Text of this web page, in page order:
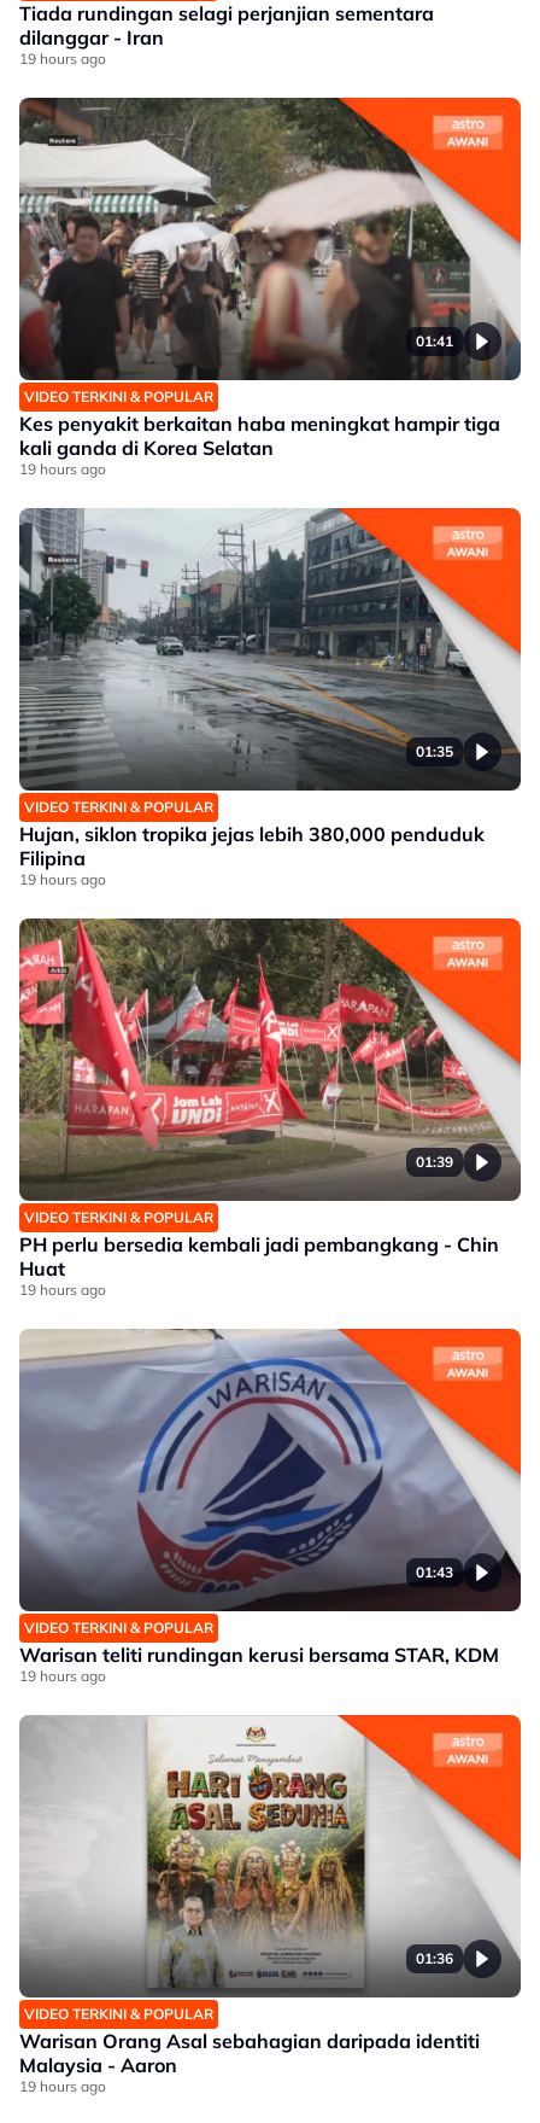
Tiada rundingan selagi perjanjian sementara
dilanggar - Iran
19 hours ago
01:41
VIDEO TERKINI & POPULAR
Kes penyakit berkaitan haba meningkat hampir tiga
kali ganda di Korea Selatan
19 hours ago
01:35
VIDEO TERKINI & POPULAR
Hujan, siklon tropika jejas lebih 380,000 penduduk
Filipina
19 hours ago
01:39
VIDEO TERKINI & POPULAR
PH perlu bersedia kembali jadi pembangkang - Chin
Huat
19 hours ago
01:43
VIDEO TERKINI & POPULAR
Warisan teliti rundingan kerusi bersama STAR, KDM
19 hours ago
01:36
VIDEO TERKINI & POPULAR
Warisan Orang Asal sebahagian daripada identiti
Malaysia - Aaron
19 hours ago